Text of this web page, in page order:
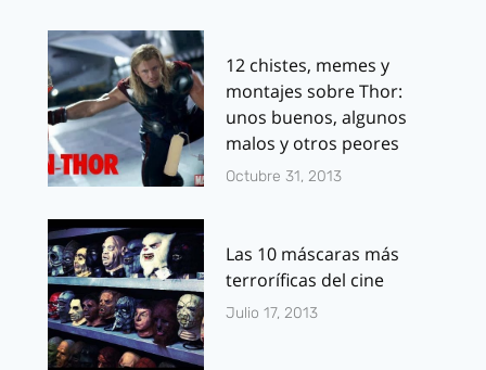
12 chistes, memes y
montajes sobre Thor:
unos buenos, algunos
malos y otros peores
Octubre 31, 2013
Las 10 máscaras más
terroríficas del cine
Julio 17, 2013